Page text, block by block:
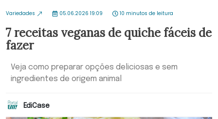
Variedades 05.06.2026 19:09 10 minutos de leitura
7 receitas veganas de quiche fáceis de
fazer
Veja como preparar opções deliciosas e sem
ingredientes de origem animal
EdiCase